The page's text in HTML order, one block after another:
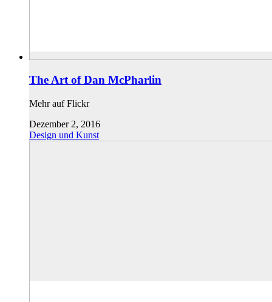
The Art of Dan McPharlin
Mehr auf Flickr
Dezember 2, 2016
Design und Kunst